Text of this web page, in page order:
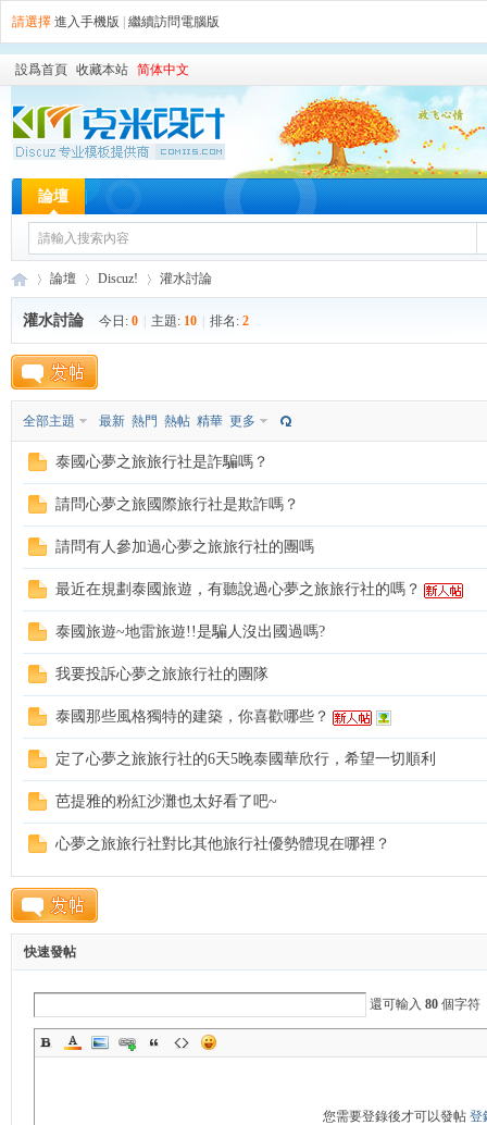
請選擇 進入手機版 繼續訪問電腦版
設爲首頁 收藏本站 简体中文
論壇
台
論壇
›
Discuz! 灌水討論
灌水討論 今日: 0 主題: 10 排名: 2
全部主題 最新 熱門 熱帖 精華 更多
泰國心夢之旅旅行社是詐騙嗎？
請問心夢之旅國際旅行社是欺詐嗎？
請問有人參加過心夢之旅旅行社的團嗎
最近在規劃泰國旅遊，有聽說過心夢之旅旅行社的嗎？
泰國旅遊~地雷旅遊!!是騙人沒出國過嗎?
我要投訴心夢之旅旅行社的團隊
泰國那些風格獨特的建築，你喜歡哪些？
定了心夢之旅旅行社的6天5晚泰國華欣行，希望一切順利
芭提雅的粉紅沙灘也太好看了吧~
心夢之旅旅行社對比其他旅行社優勢體現在哪裡？
快速發帖
還可輸入 80個字符
您需要登錄後才可以發帖登